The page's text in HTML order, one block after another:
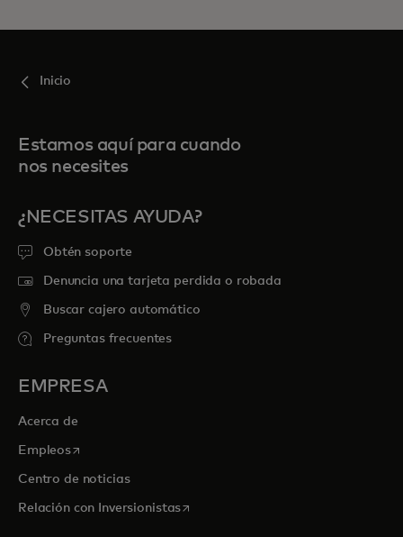
Inicio
Estamos aquí para cuando
nos necesites
¿NECESITAS AYUDA?
Obtén soporte
Denuncia una tarjeta perdida o robada
Buscar cajero automático
Preguntas frecuentes
EMPRESA
Acerca de
Empleosse abre en una pestaña nueva
Centro de noticias
Relación con Inversionistasse abre en una pestaña nueva